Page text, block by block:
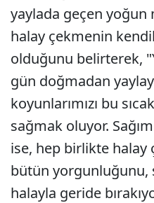
yaylada geçen yoğun
halay çekmenin
olduğunu belirterek,
gün doğmadan
koyunlarımızı bu
sağmak oluyor.
ise, hep birlikte halay
bütün yorgunluğunu,
halayla geride